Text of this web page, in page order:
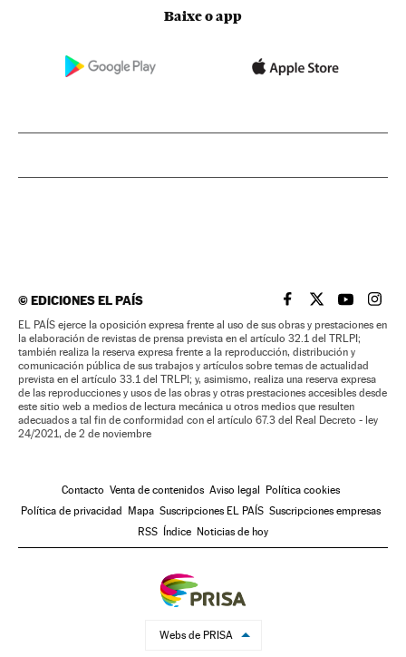
Baixe o app
©EDICIONES EL PAÍS EL PAÍS BRASIL EN
EL PAÍSEL PAÍS
EL
EL PAÍS ejerce la oposición expresa frente al uso de sus obras y prestaciones en
la elaboración de revistas de prensa prevista en el artículo 32.1 del TRLPI;
también realiza la reserva expresa frente a la reproducción, distribución y
comunicación pública de sus trabajos y artículos sobre temas de actualidad
prevista en el artículo 33.1 del TRLPI; y, asimismo, realiza una reserva expresa
de las reproducciones y usos de las obras y otras prestaciones accesibles desde
este sitio web a medios de lectura mecánica u otros medios que resulten
adecuados a tal fin de conformidad con el artículo 67.3 del Real Decreto - ley
24/2021, de 2 de noviembre
Contacto Venta de contenidos Aviso legal Política cookies
Política de privacidad Mapa Suscripciones EL PAÍS Suscripciones empresas
RSS Índice Noticias de hoy
Webs de PRISA